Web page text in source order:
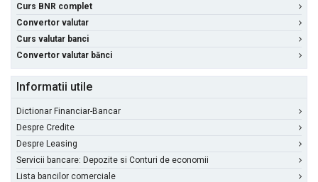
Curs BNR complet
Convertor valutar
Curs valutar banci
Convertor valutar bănci
Informatii utile
Dictionar Financiar-Bancar
Despre Credite
Despre Leasing
Servicii bancare: Depozite si Conturi de economii
Lista bancilor comerciale